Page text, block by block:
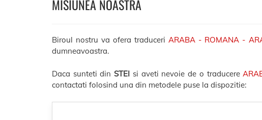
MISIUNEA NOASTRA
Biroul nostru va ofera traduceriARABA - ROMANA -
dumneavoastra.
Daca sunteti dinSTEI si aveti nevoie de o traducere
contactati folosind una din metodele puse la dispozitie: